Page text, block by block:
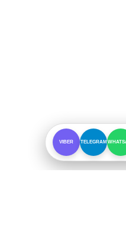
VIBER TELEGRAM